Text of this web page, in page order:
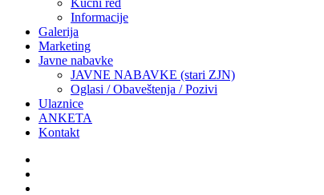
Kućni red
Informacije
Galerija
Marketing
Javne nabavke
JAVNE NABAVKE (stari ZJN)
Oglasi / Obaveštenja / Pozivi
Ulaznice
ANKETA
Kontakt